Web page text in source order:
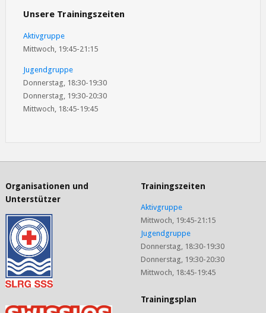
Unsere Trainingszeiten
Aktivgruppe
Mittwoch, 19:45-21:15
Jugendgruppe
Donnerstag, 18:30-19:30
Donnerstag, 19:30-20:30
Mittwoch, 18:45-19:45
Organisationen und
Unterstützer
Trainingszeiten
Aktivgruppe
Mittwoch, 19:45-21:15
Jugendgruppe
Donnerstag, 18:30-19:30
Donnerstag, 19:30-20:30
Mittwoch, 18:45-19:45
Trainingsplan